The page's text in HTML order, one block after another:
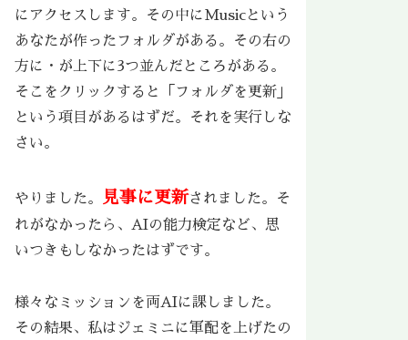
にアクセスします。その中にMusicという
あなたが作ったフォルダがある。その右の
方に・が上下に3つ並んだところがある。
そこをクリックすると「フォルダを更新」
という項目があるはずだ。それを実行しな
さい。
やりました。 見事に更新されました。そ
れがなかったら、AIの能力検定など、思
いつきもしなかったはずです。
様々なミッションを両AIに課しました。
その結果、私はジェミニに軍配を上げたの